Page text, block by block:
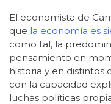
El economista de
que la economía es
como tal, la
pensamiento en
historia y en
con la capacidad
luchas políticas